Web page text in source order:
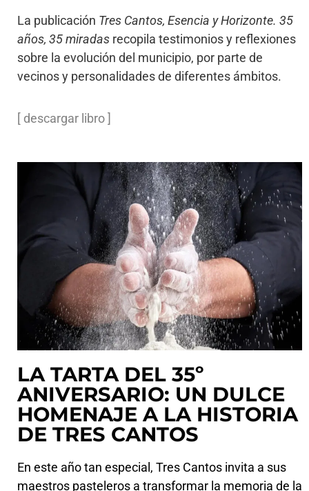
La publicación Tres Cantos, Esencia y Horizonte. 35
años, 35 miradas recopila testimonios y reflexiones
sobre la evolución del municipio, por parte de
vecinos y personalidades de diferentes ámbitos.
[ descargar libro ]
LA TARTA DEL 35º
ANIVERSARIO: UN DULCE
HOMENAJE A LA HISTORIA
DE TRES CANTOS
En este año tan especial, Tres Cantos invita a sus
maestros pasteleros a transformar la memoria de la